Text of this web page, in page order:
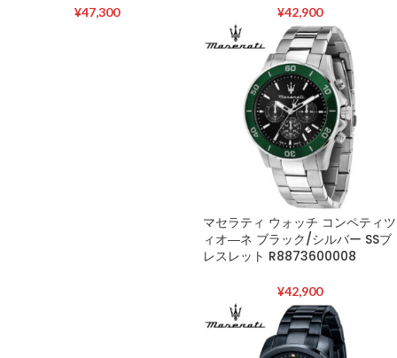
¥47,300 ¥42,900
マセラティ ウォッチ コンペティツ
ィオ―ネ ブラック/シルバー SSブ
レスレット R8873600008
¥42,900